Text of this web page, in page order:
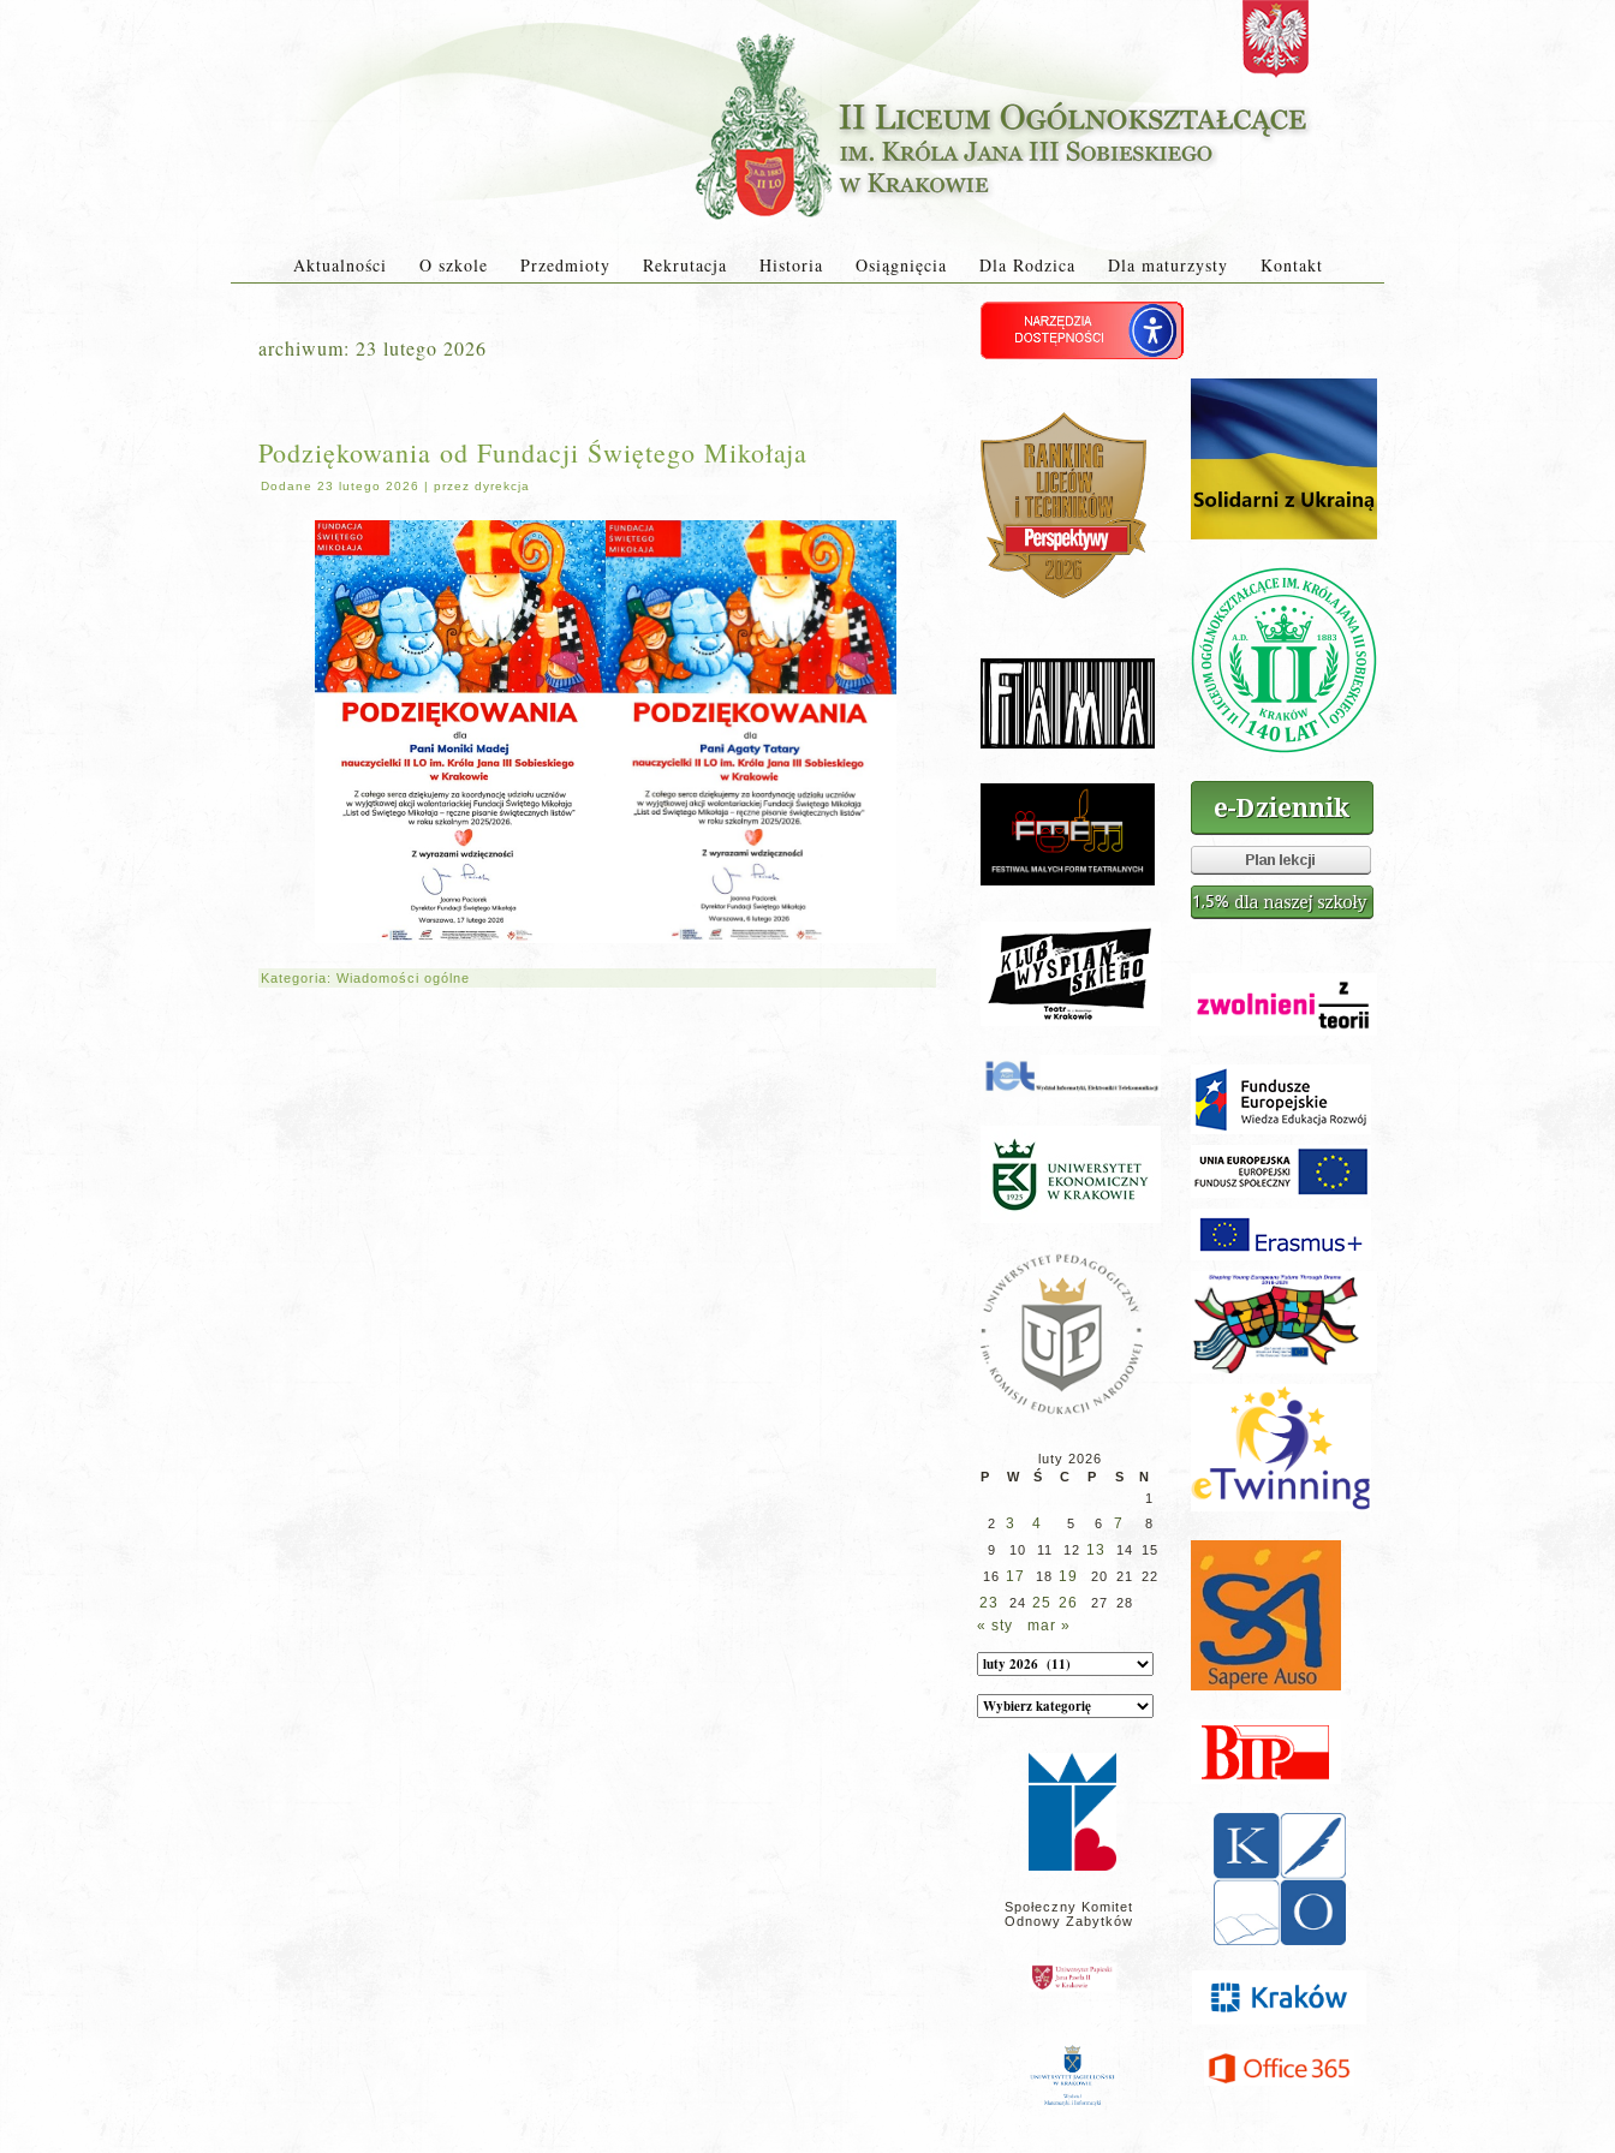
Aktualności O szkole Przedmioty Rekrutacja Historia Osiągnięcia Dla Rodzica Dla maturzysty Kontakt
archiwum: 23 lutego 2026
Podziękowania od Fundacji Świętego Mikołaja
Dodane 23 lutego 2026 | przez dyrekcja
Kategoria: Wiadomości ogólne
luty 2026
P
W Ś C P S
N
1
2
3 4 5 6 7
8
9
10 11 12 13 14
15
16 17 18 19 20 21 22
23 24 25 26 27 28
« sty mar »
Archiwum
Kategorie
wpisów
Społeczny Komitet
Odnowy Zabytków